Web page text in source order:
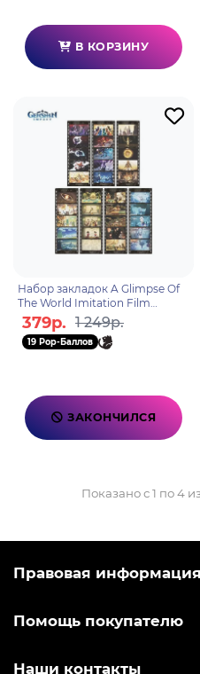
В КОРЗИНУ
Набор закладок A Glimpse Of
The World Imitation Film
Bookmark Set Liyue Harbor
6975628240340
379р. 1 249р.
19 Pop-Баллов
ЗАКОНЧИЛСЯ
Показано с 1 по 4
Правовая информация
Помощь покупателю
Наши контакты